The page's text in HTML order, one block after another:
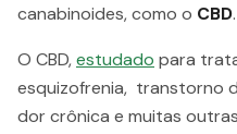
canabinoides, como o CBD.
O CBD,estudado para
esquizofrenia, transtorno
dor crônica e muitas